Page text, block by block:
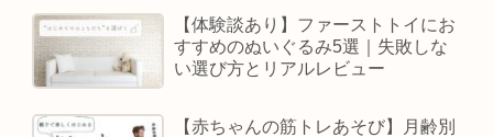
【体験談あり】ファーストトイにお
すすめのぬいぐるみ5選｜失敗しな
い選び方とリアルレビュー
【赤ちゃんの筋トレあそび】月齢別